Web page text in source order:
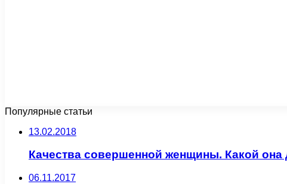
Популярные статьи
13.02.2018
Качества совершенной женщины. Какой она
06.11.2017